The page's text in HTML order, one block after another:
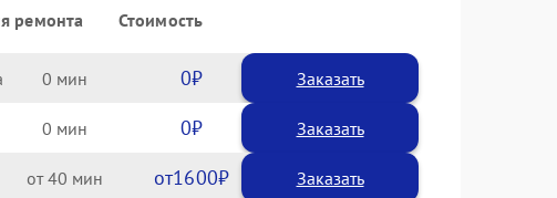
ремонта Стоимость
0 0 Заказать
0 0 Заказать
40 1600